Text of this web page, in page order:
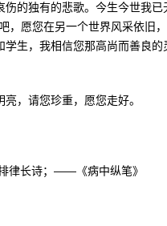
独有的悲歌。今生今世我已
，愿您在另一个世界风采依旧
生，我相信您那高尚而善良
，请您珍重，愿您走好。
律长诗；——《病中纵笔》